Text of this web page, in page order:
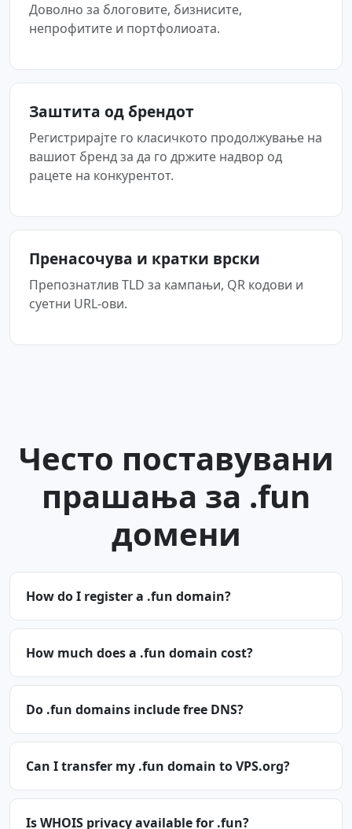
Доволно за блоговите, бизнисите,
непрофитите и портфолиоата.
Заштита од брендот
Регистрирајте го класичкото продолжување на
вашиот бренд за да го држите надвор од
рацете на конкурентот.
Пренасочува и кратки врски
Препознатлив TLD за кампањи, QR кодови и
суетни URL-ови.
Често поставувани
прашања за .fun
домени
How do I register a .fun domain?
How much does a .fun domain cost?
Do .fun domains include free DNS?
Can I transfer my .fun domain to VPS.org?
Is WHOIS privacy available for .fun?